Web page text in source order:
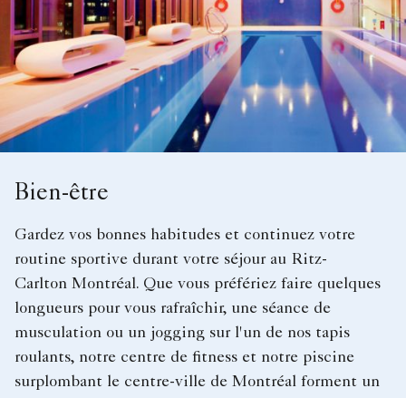
Bien-être
Gardez vos bonnes habitudes et continuez votre
routine sportive durant votre séjour au Ritz-
Carlton Montréal. Que vous préfériez faire quelques
longueurs pour vous rafraîchir, une séance de
musculation ou un jogging sur l'un de nos tapis
roulants, notre centre de fitness et notre piscine
surplombant le centre-ville de Montréal forment un